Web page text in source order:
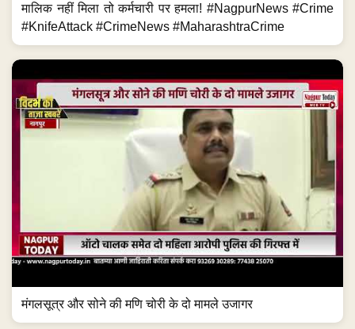
मालिक नहीं मिला तो कर्मचारी पर हमला! #NagpurNews #Crime
#KnifeAttack #CrimeNews #MaharashtraCrime
मंगलसूत्र और सोने की मणि चोरी के दो मामले उजागर